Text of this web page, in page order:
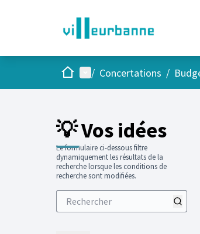
AccueilMenu principal
/ Concertations /
💡 Vos idées
Le formulaire ci-dessous filtre
dynamiquement les résultats de la
recherche lorsque les conditions de
recherche sont modifiées.